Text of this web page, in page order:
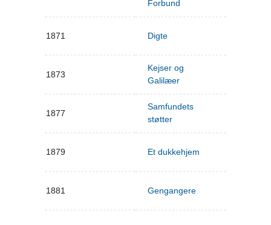
Forbund
1871 Digte
1873
Kejser og
Galilæer
1877
Samfundets
støtter
1879 Et dukkehjem
1881 Gengangere